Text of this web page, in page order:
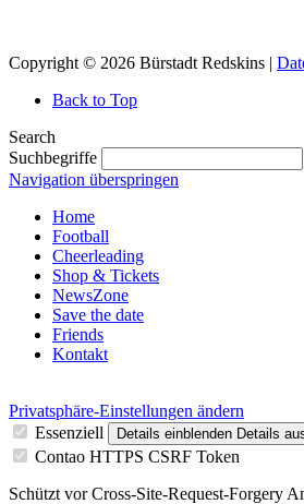
Copyright © 2026 Bürstadt Redskins |
Back to Top
Search
Suchbegriffe
Navigation überspringen
Home
Football
Cheerleading
Shop & Tickets
NewsZone
Save the date
Friends
Kontakt
Privatsphäre-Einstellungen ändern
Essenziell
Details einblenden Details
Contao HTTPS CSRF Token
Schützt vor Cross-Site-Request-Forgery